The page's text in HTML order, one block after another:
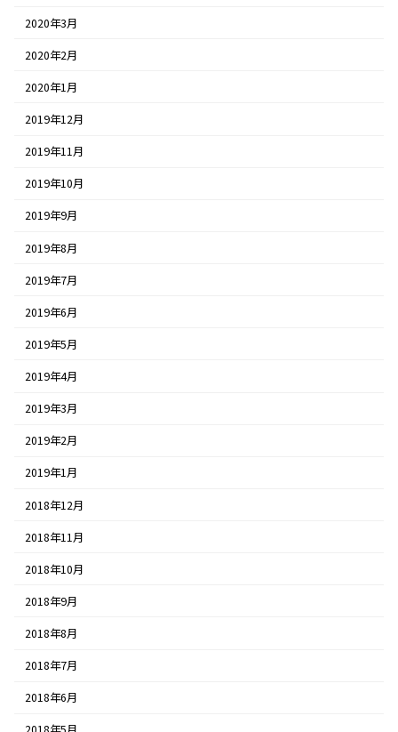
2020年3月
2020年2月
2020年1月
2019年12月
2019年11月
2019年10月
2019年9月
2019年8月
2019年7月
2019年6月
2019年5月
2019年4月
2019年3月
2019年2月
2019年1月
2018年12月
2018年11月
2018年10月
2018年9月
2018年8月
2018年7月
2018年6月